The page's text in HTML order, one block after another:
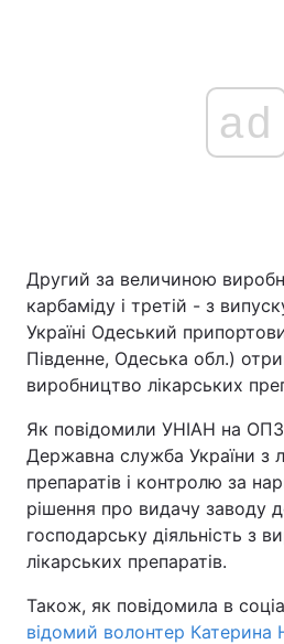
ad
Другий за величиною
карбаміду і третій - з
Україні Одеський
Південне, Одеська обл.)
виробництво лікарських
Як повідомили УНІАН на
Державна служба України з
препаратів і контролю за
рішення про видачу заводу
господарську діяльність з
лікарських препаратів.
Також, як повідомила в
відомий волонтер Катерина